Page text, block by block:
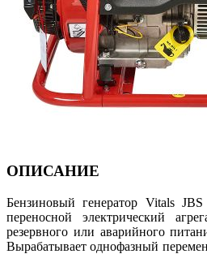
ОПИСАНИЕ
Бензиновый генератор Vitals
переносной электрический
резервного или аварийного
Вырабатывает однофазный